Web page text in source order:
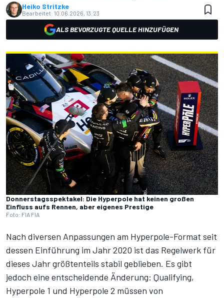
Heiko Stritzke
Bearbeitet: 10.06.2026, 13:23
ALS BEVORZUGTE QUELLE HINZUFÜGEN
Donnerstagsspektakel: Die Hyperpole hat keinen großen
Einfluss aufs Rennen, aber eigenes Prestige
Foto: FIA FIA
Nach diversen Anpassungen am Hyperpole-Format seit
dessen Einführung im Jahr 2020 ist das Regelwerk für
dieses Jahr größtenteils stabil geblieben. Es gibt
jedoch eine entscheidende Änderung: Qualifying,
Hyperpole 1 und Hyperpole 2 müssen von